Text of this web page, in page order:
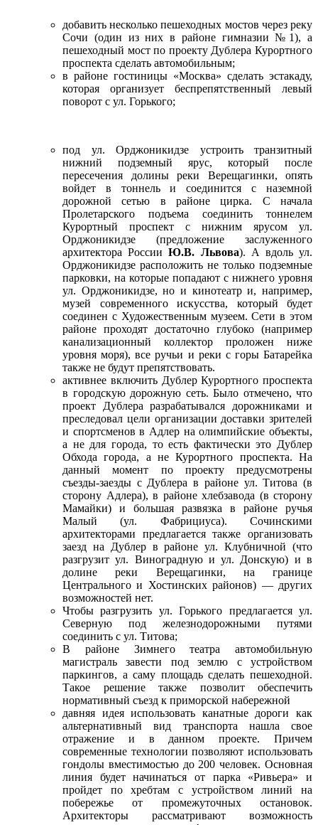
добавить несколько пешеходных мостов через реку
Сочи (один из них в районе гимназии №1), а
пешеходный мост по проекту Дублера Курортного
проспекта сделать автомобильным;
в районе гостиницы «Москва» сделать эстакаду,
которая организует беспрепятственный левый
поворот с ул. Горького;
под ул. Орджоникидзе устроить транзитный
нижний подземный ярус, который после
пересечения долины реки Верещагинки, опять
войдет в тоннель и соединится с наземной
дорожной сетью в районе цирка. С начала
Пролетарского подъема соединить тоннелем
Курортный проспект с нижним ярусом ул.
Орджоникидзе (предложение заслуженного
архитектора РоссииЮ.В. Львова). А вдоль ул.
Орджоникидзе расположить не только подземные
парковки, на которые попадают с нижнего уровня
ул. Орджоникидзе, но и кинотеатр и, например,
музей современного искусства, который будет
соединен с Художественным музеем. Сети в этом
районе проходят достаточно глубоко (например
канализационный коллектор проложен ниже
уровня моря), все ручьи и реки с горы Батарейка
также не будут препятствовать.
активнее включить Дублер Курортного проспекта
в городскую дорожную сеть. Было отмечено, что
проект Дублера разрабатывался дорожниками и
преследовал цели организации доставки зрителей
и спортсменов в Адлер на олимпийские объекты,
а не для города, то есть фактически это Дублер
Обхода города, а не Курортного проспекта. На
данный момент по проекту предусмотрены
съезды-заезды с Дублера в районе ул. Титова (в
сторону Адлера), в районе хлебзавода (в сторону
Мамайки) и большая развязка в районе ручья
Малый (ул. Фабрициуса). Сочинскими
архитекторами предлагается также организовать
заезд на Дублер в районе ул. Клубничной (что
разгрузит ул. Виноградную и ул. Донскую) и в
долине реки Верещагинки, на границе
Центрального и Хостинских районов) — других
возможностей нет.
Чтобы разгрузить ул. Горького предлагается ул.
Северную под железнодорожными путями
соединить с ул. Титова;
В районе Зимнего театра автомобильную
магистраль завести под землю с устройством
паркингов, а саму площадь сделать пешеходной.
Такое решение также позволит обеспечить
нормативный съезд к приморской набережной
давняя идея использовать канатные дороги как
альтернативный вид транспорта нашла свое
отражение и в данном проекте. Причем
современные технологии позволяют использовать
гондолы вместимостью до 200 человек. Основная
линия будет начинаться от парка «Ривьера» и
пройдет по хребтам с устройством линий на
побережье от промежуточных остановок.
Архитекторы рассматривают возможность